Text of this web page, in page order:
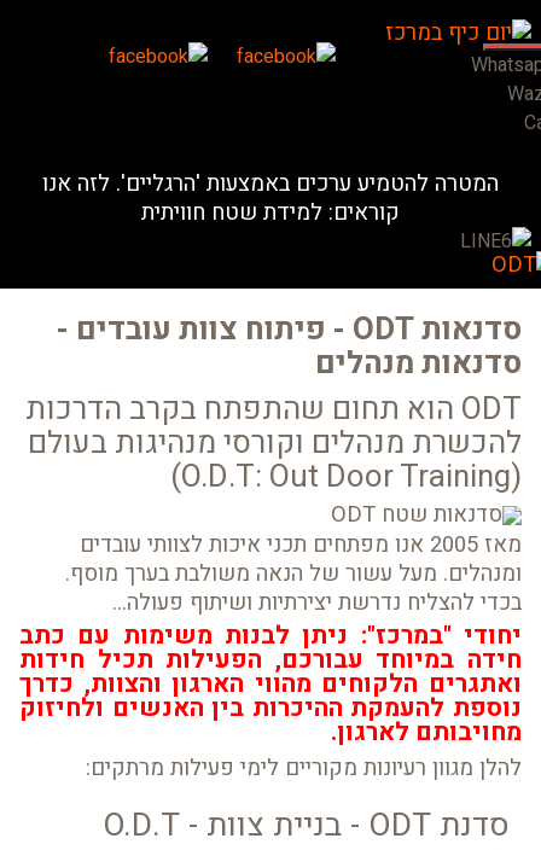
המטרה להטמיע ערכים באמצעות 'הרגליים'. לזה אנו
קוראים: למידת שטח חוויתית
סדנאות ODT - פיתוח צוות עובדים -
סדנאות מנהלים
ODT הוא תחום שהתפתח בקרב הדרכות
להכשרת מנהלים וקורסי מנהיגות בעולם
(O.D.T: Out Door Training)
מאז 2005 אנו מפתחים תכני איכות לצוותי עובדים
ומנהלים. מעל עשור של הנאה משולבת בערך מוסף.
בכדי להצליח נדרשת יצירתיות ושיתוף פעולה...
יחודי "במרכז": ניתן לבנות משימות עם כתב
חידה במיוחד עבורכם, הפעילות תכיל חידות
ואתגרים הלקוחים מהווי הארגון והצוות, כדרך
נוספת להעמקת ההיכרות בין האנשים ולחיזוק
מחויבותם לארגון.
להלן מגוון רעיונות מקוריים לימי פעילות מרתקים:
סדנת ODT - בניית צוות - O.D.T